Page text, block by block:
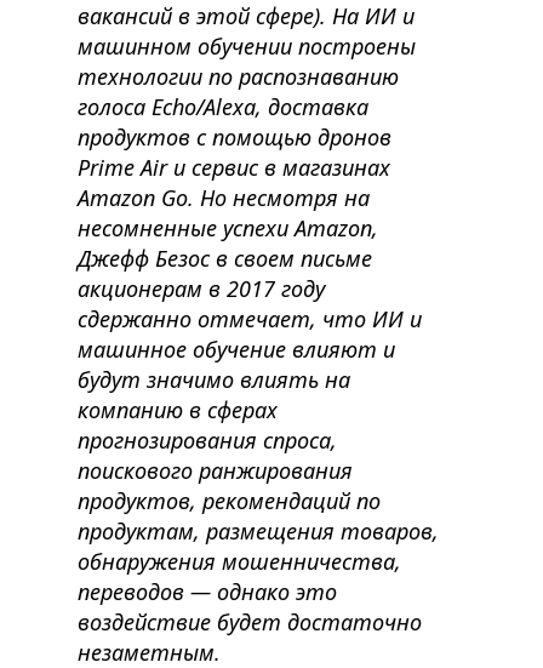
вакансий в этой сфере). На ИИ и
машинном обучении построены
технологии по распознаванию
голоса Echo/Alexa, доставка
продуктов с помощью дронов
Prime Air и сервис в магазинах
Amazon Go. Но несмотря на
несомненные успехи Amazon,
Джефф Безос в своем письме
акционерам в 2017 году
сдержанно отмечает, что ИИ и
машинное обучение влияют и
будут значимо влиять на
компанию в сферах
прогнозирования спроса,
поискового ранжирования
продуктов, рекомендаций по
продуктам, размещения товаров,
обнаружения мошенничества,
переводов — однако это
воздействие будет достаточно
незаметным.